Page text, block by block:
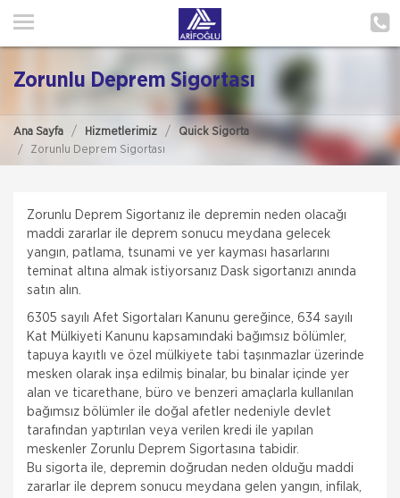
ANA SAYFA
POLIÇE HATIRLAT
MÜŞTERI GIRIŞI
TEKLİF AL
Zorunlu Deprem Sigortası
Ana Sayfa Hizmetlerimiz
Quick Sigorta
Zorunlu Deprem Sigortası
Zorunlu Deprem Sigortanız ile depremin neden olacağı
maddi zararlar ile deprem sonucu meydana gelecek
yangın, patlama, tsunami ve yer kayması hasarlarını
teminat altına almak istiyorsanız Dask sigortanızı anında
satın alın.
6305 sayılı Afet Sigortaları Kanunu gereğince, 634 sayılı
Kat Mülkiyeti Kanunu kapsamındaki bağımsız bölümler,
tapuya kayıtlı ve özel mülkiyete tabi taşınmazlar üzerinde
mesken olarak inşa edilmiş binalar, bu binalar içinde yer
alan ve ticarethane, büro ve benzeri amaçlarla kullanılan
bağımsız bölümler ile doğal afetler nedeniyle devlet
tarafından yaptırılan veya verilen kredi ile yapılan
meskenler Zorunlu Deprem Sigortasına tabidir.
Bu sigorta ile, depremin doğrudan neden olduğu maddi
zararlar ile deprem sonucu meydana gelen yangın, infilak,